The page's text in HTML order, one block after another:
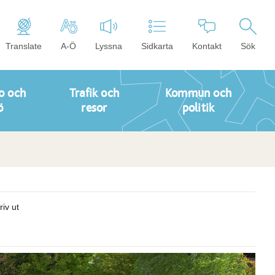
Translate A-Ö Lyssna Sidkarta Kontakt Sök
och
Trafik och
resor
Kommun och
politik
ut